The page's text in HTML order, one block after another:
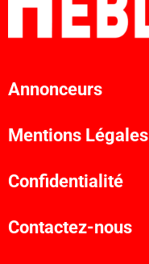
Annonceurs
Mentions Légales
Confidentialité
Contactez-nous